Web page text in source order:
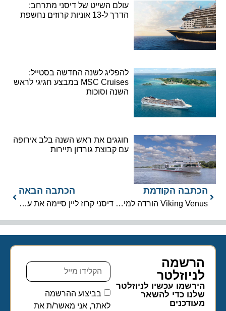
עולם השייט של דיסני מתרחב:
הדרך ל-13 אוניות קרוזים נחשפת
להפליג לשנה החדשה בסטייל:
MSC Cruises במבצע חגיגי לראש
השנה וסוכות
חוגגים את ראש השנה בלב אירופה
עם קבוצת גורדון תיירות
הכתבה הקודמת
Viking Venus הורדה למים לראשונה
הכתבה הבאה
דיסני קרוז ליין סיימה את עונת ההפלגות 2020 באלסקה ואירופה
הרשמה
לניוזלטר​
הירשמו עכשיו לניוזלטר
שלנו כדי להשאר
מעודכנים
בביצוע ההרשמה
לאתר, אני מאשר/ת את